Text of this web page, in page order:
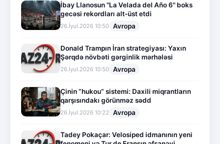
İbay Llanosun "La Velada del Año 6" boks
gecəsi rekordları alt-üst etdi
26.İyul.2026 10:50 Avropa
Donald Trampın İran strategiyası: Yaxın
Şərqdə növbəti gərginlik mərhələsi
26.İyul.2026 10:50 Avropa
Çinin “hukou” sistemi: Daxili miqrantların
qarşısındakı görünməz sədd
26.İyul.2026 10:22 Avropa
Tadey Pokaçar: Velosiped idmanının yeni